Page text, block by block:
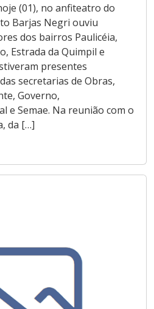
(01), no anfiteatro do
Barjas Negri ouviu
dos bairros Paulicéia,
Estrada da Quimpil e
presentes
secretarias de Obras,
Governo,
e Semae. Na reunião com o
da […]